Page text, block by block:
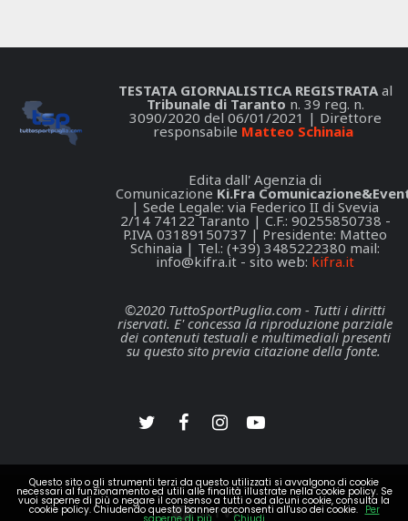
TESTATA GIORNALISTICA REGISTRATAal
Tribunale di Taranto n. 39 reg. n.
3090/2020 del 06/01/2021 | Direttore
responsabile Matteo Schinaia
Edita dall' Agenzia di
Comunicazione Ki.Fra
| Sede Legale: via Federico II di Svevia
2/14 74122 Taranto | C.F.: 90255850738 -
P.IVA 03189150737 | Presidente: Matteo
Schinaia | Tel.: (+39) 3485222380 mail:
info@kifra.it - sito web: kifra.it
©2020 TuttoSportPuglia.com - Tutti i diritti
riservati. E' concessa la riproduzione parziale
dei contenuti testuali e multimediali presenti
su questo sito previa citazione della fonte.
Questo sito o gli strumenti terzi da questo utilizzati si avvalgono di cookie
necessari al funzionamento ed utili alle finalità illustrate nella cookie policy. Se
vuoi saperne di più o negare il consenso a tutti o ad alcuni cookie, consulta la
cookie policy. Chiudendo questo banner acconsenti all'uso dei cookie. Per